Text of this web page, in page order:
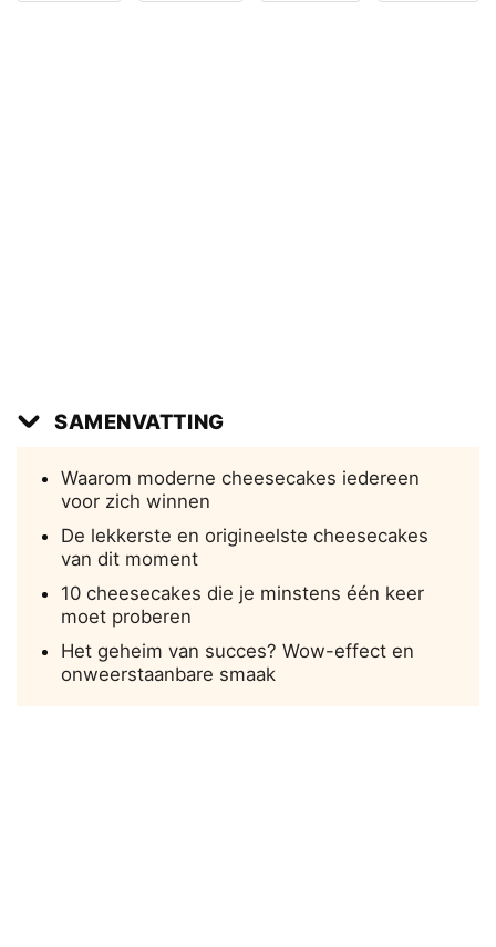
SAMENVATTING
Waarom moderne cheesecakes iedereen
voor zich winnen
De lekkerste en origineelste cheesecakes
van dit moment
10 cheesecakes die je minstens één keer
moet proberen
Het geheim van succes? Wow-effect en
onweerstaanbare smaak